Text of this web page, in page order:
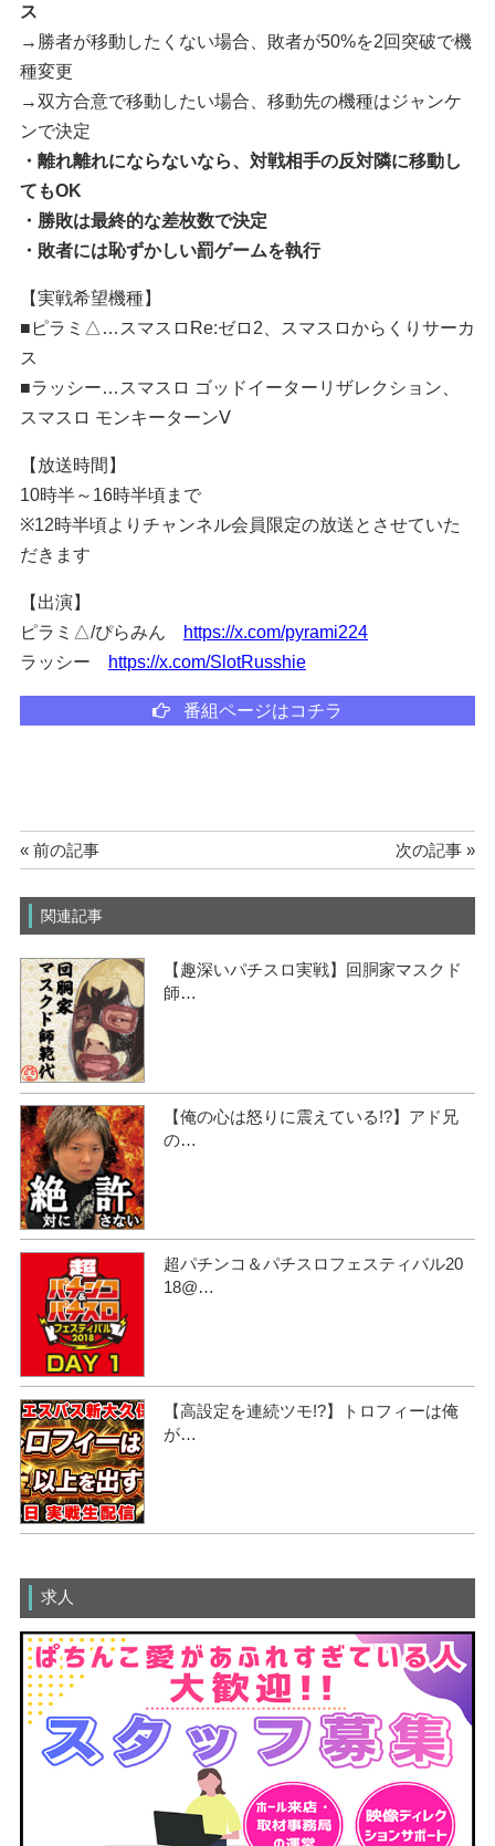
ス
→勝者が移動したくない場合、敗者が50%を2回突破で機
種変更
→双方合意で移動したい場合、移動先の機種はジャンケ
ンで決定
・離れ離れにならないなら、対戦相手の反対隣に移動し
てもOK
・勝敗は最終的な差枚数で決定
・敗者には恥ずかしい罰ゲームを執行
【実戦希望機種】
■ピラミ△…スマスロRe:ゼロ2、スマスロからくりサーカ
ス
■ラッシー…スマスロ ゴッドイーターリザレクション、
スマスロ モンキーターンⅤ
【放送時間】
10時半～16時半頃まで
※12時半頃よりチャンネル会員限定の放送とさせていた
だきます
【出演】
ピラミ△/ぴらみん
https://x.com/pyrami224
ラッシー
https://x.com/SlotRusshie
番組ページはコチラ
« 前の記事 次の記事 »
関連記事
【趣深いパチスロ実戦】回胴家マスクド
師…
【俺の心は怒りに震えている!?】アド兄
の…
超パチンコ＆パチスロフェスティバル20
18@…
【高設定を連続ツモ!?】トロフィーは俺
が…
求人